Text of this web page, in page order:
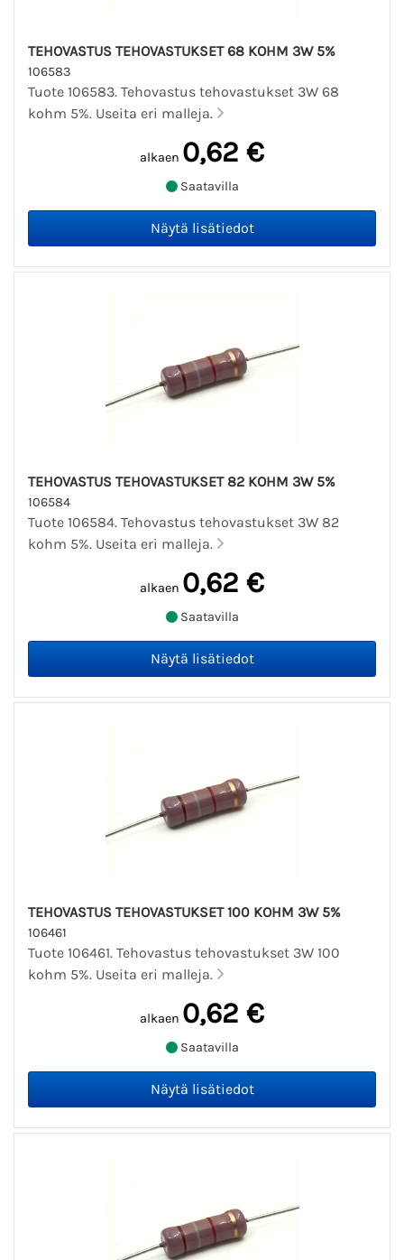
TEHOVASTUS TEHOVASTUKSET 68 KOHM 3W 5%
106583
Tuote 106583. Tehovastus tehovastukset 3W 68
kohm 5%. Useita eri malleja.
alkaen 0,62 €
Saatavilla
TEHOVASTUS TEHOVASTUKSET 82 KOHM 3W 5%
106584
Tuote 106584. Tehovastus tehovastukset 3W 82
kohm 5%. Useita eri malleja.
alkaen 0,62 €
Saatavilla
TEHOVASTUS TEHOVASTUKSET 100 KOHM 3W 5%
106461
Tuote 106461. Tehovastus tehovastukset 3W 100
kohm 5%. Useita eri malleja.
alkaen 0,62 €
Saatavilla